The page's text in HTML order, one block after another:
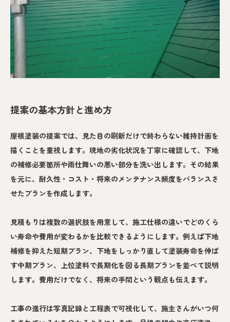
提案の基本方針と進め方
屋根塗装の提案では、見た目の刷新だけで終わらない維持計画を
描くことを重視します。現地の劣化状況を丁寧に確認して、下地
の補修必要箇所や雨仕舞いの悪い部分を洗い出します。その結果
を元に、耐久性・コスト・将来のメンテナンス頻度をバランスさ
せたプランを作成します。
見積もりは複数の選択肢を用意して、施工仕様の違いでどのくら
い寿命や費用が変わるかを比較できるようにします。例えば下地
補修を抑えた短期プラン、下地をしっかり直して塗装寿命を伸ば
す中期プラン、上位塗料で長期化を図る長期プランを並べて説明
します。費用だけでなく、将来の手間という観点も伝えます。
工事の進行は写真記録と工程表で可視化して、施主さんがいつ何